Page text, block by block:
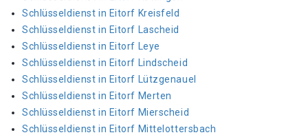
Schlüsseldienst in Eitorf Kreisfeld
Schlüsseldienst in Eitorf Lascheid
Schlüsseldienst in Eitorf Leye
Schlüsseldienst in Eitorf Lindscheid
Schlüsseldienst in Eitorf Lützgenauel
Schlüsseldienst in Eitorf Merten
Schlüsseldienst in Eitorf Mierscheid
Schlüsseldienst in Eitorf Mittelottersbach